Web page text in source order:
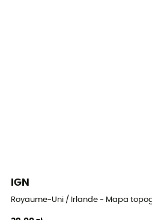
IGN
Royaume-Uni / Irlande - Mapa